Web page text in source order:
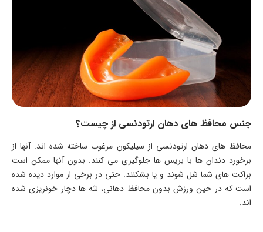
جنس محافظ های دهان ارتودنسی از چیست؟
محافظ های دهان ارتودنسی از سیلیکون مرغوب ساخته شده اند. آنها از
برخورد دندان ها با بریس ها جلوگیری می کنند. بدون آنها ممکن است
براکت های شما شل شوند و یا بشکنند. حتی در برخی از موارد دیده شده
است که در حین ورزش بدون محافظ دهانی، لثه ها دچار خونریزی شده
اند.